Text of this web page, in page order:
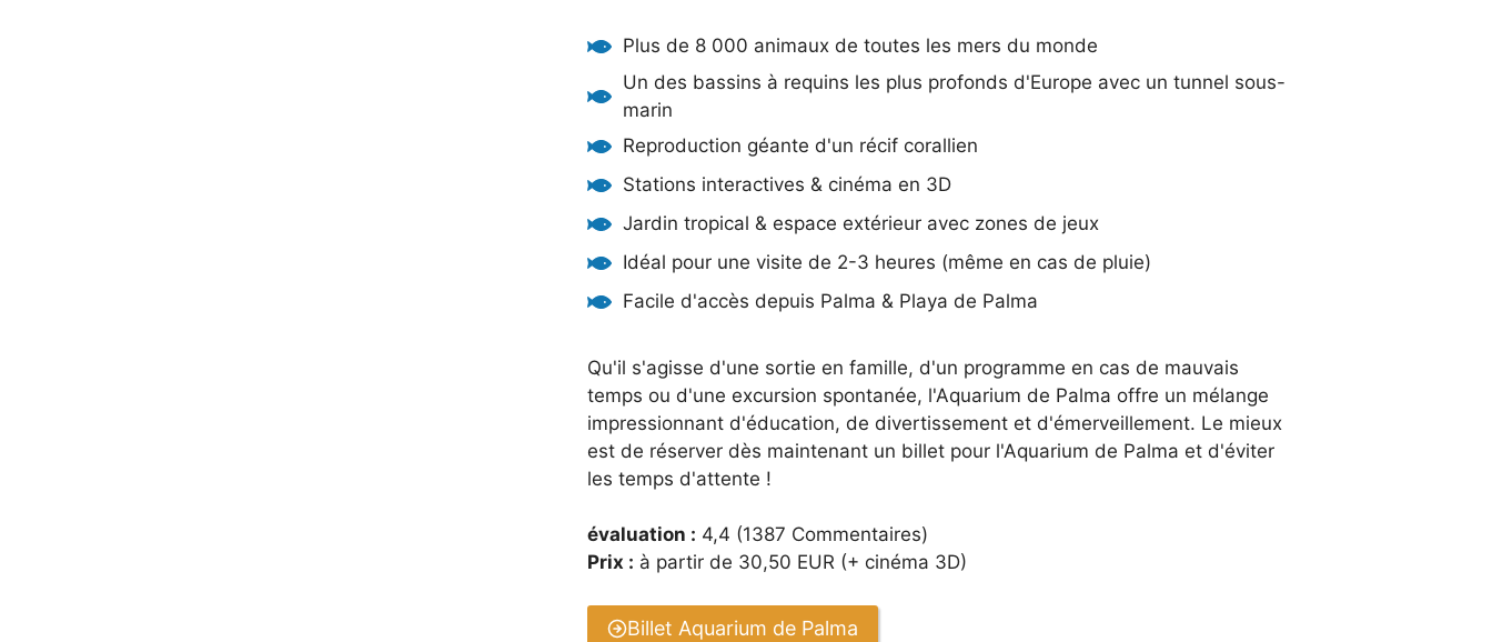
Plus de 8 000 animaux de toutes les mers du monde
Un des bassins à requins les plus profonds d'Europe avec un tunnel sous-
marin
Reproduction géante d'un récif corallien
Stations interactives & cinéma en 3D
Jardin tropical & espace extérieur avec zones de jeux
Idéal pour une visite de 2-3 heures (même en cas de pluie)
Facile d'accès depuis Palma & Playa de Palma
Qu'il s'agisse d'une sortie en famille, d'un programme en cas de mauvais
temps ou d'une excursion spontanée, l'Aquarium de Palma offre un mélange
impressionnant d'éducation, de divertissement et d'émerveillement. Le mieux
est de réserver dès maintenant un billet pour l'Aquarium de Palma et d'éviter
les temps d'attente !
évaluation : 4,4 (1387 Commentaires)
Prix : à partir de 30,50 EUR (+ cinéma 3D)
Billet Aquarium de Palma